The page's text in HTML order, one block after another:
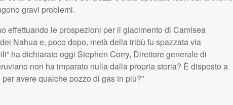
gravi problemi.
effettuando le prospezioni per il giacimento di Camisea
Nahua e, poco dopo, metà della tribù fu spazzata via
ha dichiarato oggi Stephen Corry, Direttore generale di
non ha imparato nulla dalla propria storia? È disposto a
avere qualche pozzo di gas in più?”